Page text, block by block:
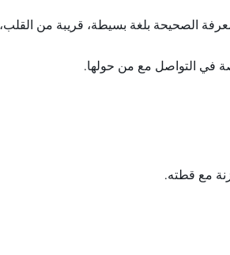
الصحيحة بلغة بسيطة، قريبة من
في التواصل مع من حولها.
مع قطته.